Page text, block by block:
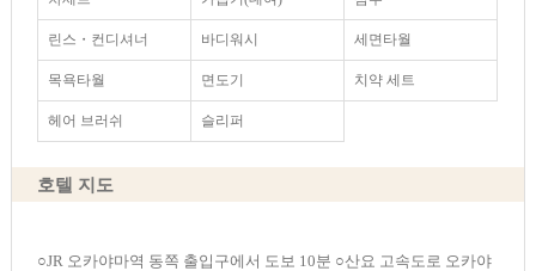
린스・컨디셔너 바디워시 세면타월
목욕타월 면도기 치약 세트
헤어 브러쉬 슬리퍼
호텔 지도
○JR 오카야마역 동쪽 출입구에서 도보 10분 ○산요 고속도로 오카야